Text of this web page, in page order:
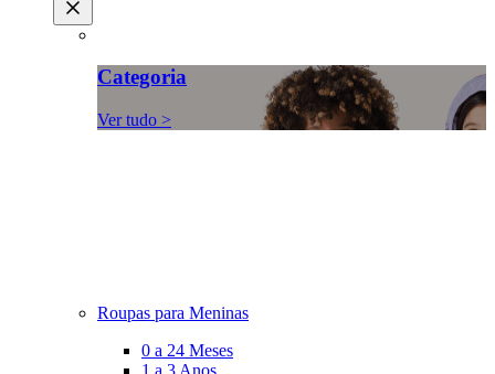
Categoria
Ver tudo >
Roupas para Meninas
0 a 24 Meses